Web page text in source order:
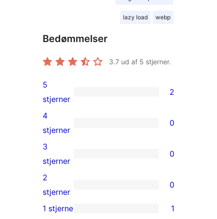
lazy load webp
Bedømmelser
3.7 ud af 5 stjerner.
2
5-
stjernet
anmeldelser
5
stjerner
2
0
4-
stjernet
anmeldelser
4
stjerner
0
0
3-
stjernet
anmeldelser
3
stjerner
0
0
2-
2
stjerner
0
1 stjerne 1